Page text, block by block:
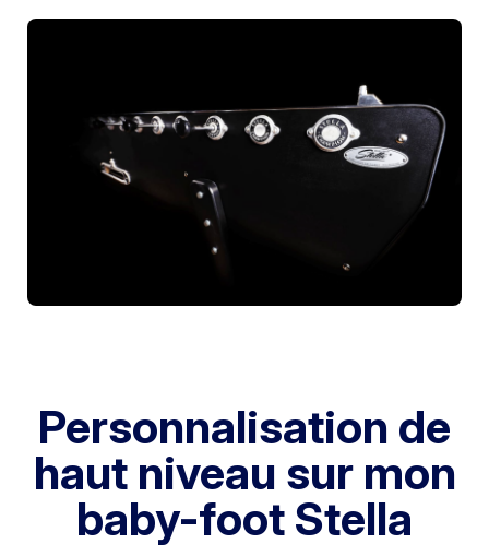
Personnalisation de
haut niveau sur mon
baby-foot Stella